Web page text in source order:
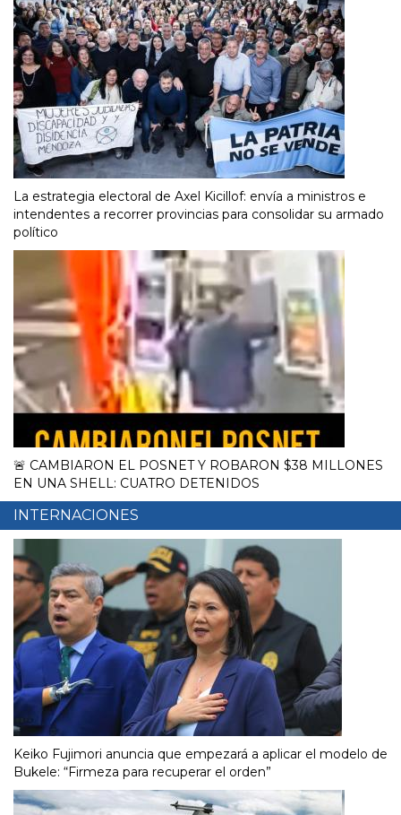
La estrategia electoral de Axel Kicillof: envía a ministros e
intendentes a recorrer provincias para consolidar su armado
político
🚨 CAMBIARON EL POSNET Y ROBARON $38 MILLONES
EN UNA SHELL: CUATRO DETENIDOS
INTERNACIONES
Keiko Fujimori anuncia que empezará a aplicar el modelo de
Bukele: “Firmeza para recuperar el orden”